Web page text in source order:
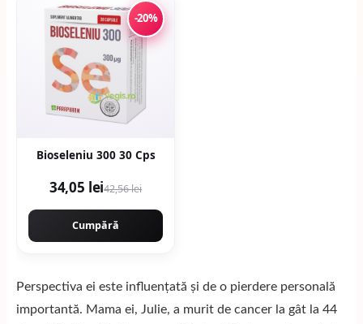
-20%
Bioseleniu 300 30 Cps
34,05 lei42,56 lei
Cumpără
Perspectiva ei este influențată și de o pierdere personală
importantă. Mama ei, Julie, a murit de cancer la gât la 44